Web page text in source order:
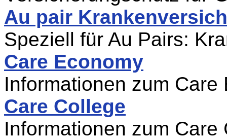
Au pair
Speziell für Au Pairs:
Care Economy
Informationen zum Care
Care College
Informationen zum Care